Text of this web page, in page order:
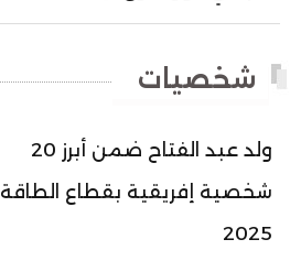
أحمد طالب ولد محمد
أحمد عبد الله أحمد مسكه
أحمد محفوظ حسني
أحمد محمد عبدالرحمن أمين
أحمد محمود محمد المامي النيسان
شخصيات
ولد عبد الفتاح ضمن أبرز 20
شخصية إفريقية بقطاع الطاقة
2025